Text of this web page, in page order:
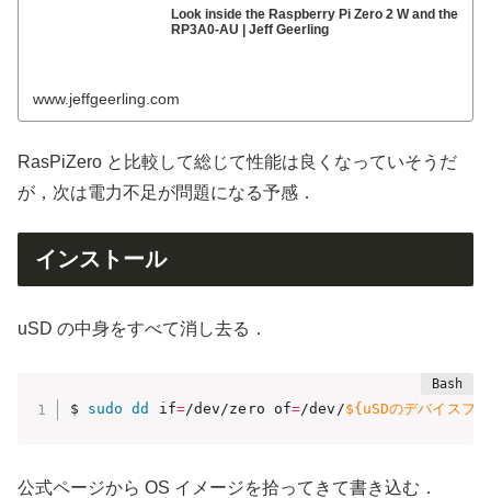
Look inside the Raspberry Pi Zero 2 W and the
RP3A0-AU | Jeff Geerling
www.jeffgeerling.com
RasPiZero と比較して総じて性能は良くなっていそうだ
が，次は電力不足が問題になる予感．
インストール
uSD の中身をすべて消し去る．
$ sudo dd if=/dev/zero of=/dev/${uSDのデバイスフ
公式ページから OS イメージを拾ってきて書き込む．